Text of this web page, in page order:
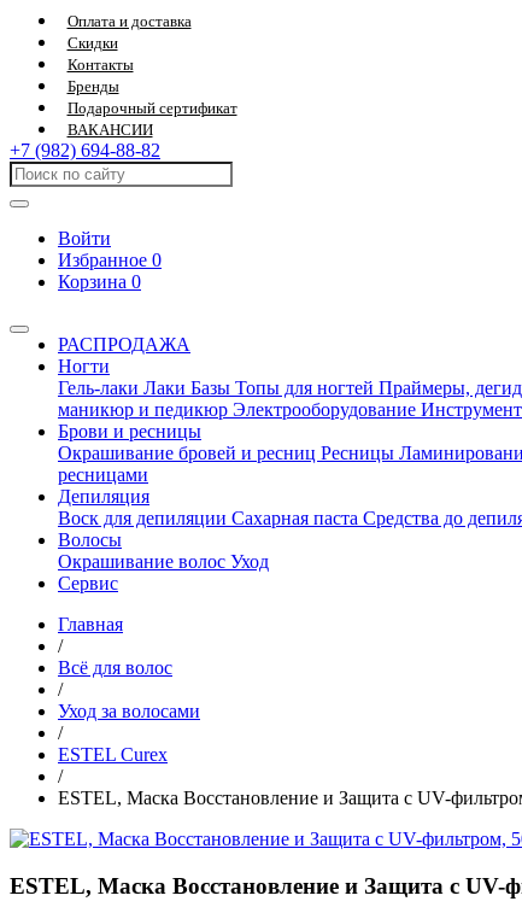
Оплата и доставка
Скидки
Контакты
Бренды
Подарочный сертификат
ВАКАНСИИ
+7 (982) 694-88-82
Войти
Избранное 0
Корзина 0
РАСПРОДАЖА
Ногти
Гель-лаки Лаки Базы Топы для ногтей Праймеры,
маникюр и педикюр Электрооборудование
Брови и ресницы
Окрашивание бровей и ресниц Ресницы
ресницами
Депиляция
Воск для депиляции Сахарная паста Средства до
Волосы
Окрашивание волос Уход
Сервис
Главная
/
Всё для волос
/
Уход за волосами
/
ESTEL Curex
/
ESTEL, Маска Восстановление и Защита с UV-
ESTEL, Маска Восстановление и Защита с UV-